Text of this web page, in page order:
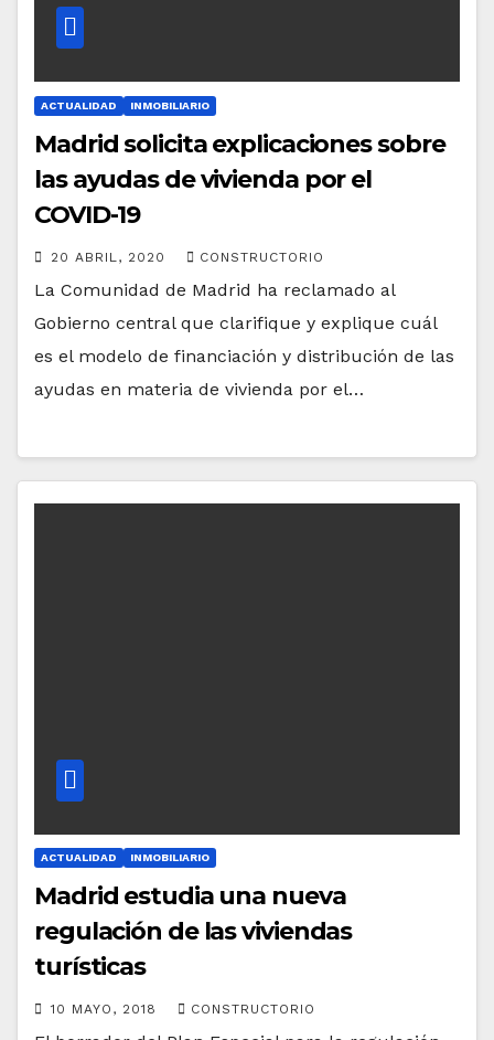
ACTUALIDAD INMOBILIARIO
Madrid solicita explicaciones sobre
las ayudas de vivienda por el
COVID-19
20 ABRIL, 2020 CONSTRUCTORIO
La Comunidad de Madrid ha reclamado al
Gobierno central que clarifique y explique cuál
es el modelo de financiación y distribución de las
ayudas en materia de vivienda por el…
ACTUALIDAD INMOBILIARIO
Madrid estudia una nueva
regulación de las viviendas
turísticas
10 MAYO, 2018 CONSTRUCTORIO